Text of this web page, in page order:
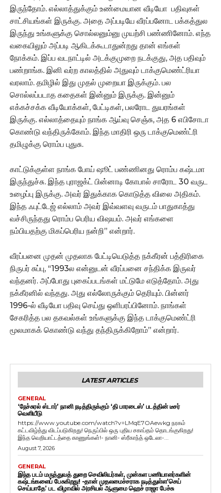
இருந்தோம். எல்லாத்துக்கும் உண்மையான வீடியோ பதிவுகள்
சாட்சியங்கள் இருக்கு. அதை அப்படியே வீரப்பனோட பக்கத்துல
இருந்து உங்களுக்கு சொல்லனும்னு முயற்சி பண்ணினோம். எந்த
வகையிலும் அப்படி ஆகிடக்கூடாதுன்றது தான் எங்கள்
நோக்கம். இப்ப வடநாட்டில் அடக்குமுறை நடக்குது, அத பதிவும்
பண்றாங்க. இனி வர்ற காலத்தில் அதுவும் டாக்குமெண்ட்ரியா
வரலாம். தமிழில் இது முதல் முறையா இருக்கும். பல
சொல்லப்படாத கதைகள் இன்னும் இருக்கு. இன்னும்
எக்கச்சக்க வீடியோக்கள், பேட்டிகள், பலரோட துயரங்கள்
இருக்கு. எல்லாத்தையும் நாங்க ஆய்வு செஞ்சு, அத 6 எபிசோடா
கொண்டு வந்திருக்கோம். இந்த மாதிரி ஒரு டாக்குமெண்ட்ரி
தமிழுக்கு ரொம்ப புதுசு.
காட்டுக்குள்ள நாங்க போய் ஷூட் பண்ணினது ரொம்ப கஷ்டமா
இருந்துச்சு. இந்த புராஜக்ட் பின்னாடி கோபால் சாரோட 30 வருட
உழைப்பு இருக்கு. அவர் இதுக்காக கொடுத்த விலை அதிகம்.
இந்த ஃபுட்டேஜ் எல்லாம் அவர் இவ்வளவு வருடம் பாதுகாத்து
வச்சிருந்தது ரொம்ப பெரிய விஷயம். அவர் எங்களை
நம்பியதற்கு மிகப்பெரிய நன்றி” என்றார்.
வீரப்பனை முதன் முதலாக பேட்டியெடுத்த நக்கீரன் பத்திரிகை
நிருபர் சுப்பு, ‘‘1993ல என்னுடன் வீரப்பனை சந்திக்க இருவர்
வந்தனர். அப்போது புகைப்படங்கள் மட்டுமே எடுத்தோம். அது
நக்கீரனில் வந்தது. அது எல்லோருக்கும் தெரியும். பின்னர்
1996-ல் வீடியோ பதிவு செய்து ஒளிபரப்பினோம். நாங்கள்
சேகரித்த பல தகவல்கள் உங்களுக்கு இந்த டாக்குமெண்ட்ரி
மூலமாகக் கொண்டு வந்து தந்திருக்கிறோம்” என்றார்.
LATEST ARTICLES
GENERAL
‘நேச்சுரல் ஸ்டார்’ நானி நடித்திருக்கும் ‘தி பாரடைஸ்’ படத்தின் டீசர்
வெளியீடு
https://www.youtube.com/watch?v=LMqE7OAewkg நரகம்
கட்டவிழ்த்து விடப்படுகிறது! நெருப்பில் ஒரு புதிய சகாப்தம் தொடங்குகிறது!
இந்த வெறியாட்டத்தை காணுங்கள்!- நானி- ஸ்ரீகாந்த் ஒடேலா-...
August 7, 2026
GENERAL
இந்த படம் மருத்துவத் துறை செவிலியர்கள், முன்கள பணியாளர்களின்
கஷ்டங்களைப் பேசுகிறது! -தான் முதலமைச்சராக நடித்துள்ள’செய்
செய்யாதே’ பட விழாவில் அரசியல் ஆளுமை ஹெச் ராஜா பேச்சு